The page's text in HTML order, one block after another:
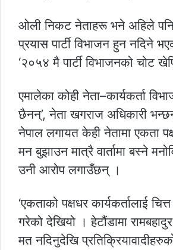
ओली निकट नेताहरू भने अहिले
प्रयास पार्टी विभाजन हुन नदिने
‘२०५४ मै पार्टी विभाजनको चोट
एमालेका कोही नेता–कार्यकर्ता
छैनन्’, नेता खगराज अधिकारी
नेपाल लगायत केही नेतामा एकता
मन बुझाउन मात्रै वार्तामा बस्ने
उनी आरोप लगाउँछन् ।
‘एकताको पक्षधर कार्यकर्तालाई
गरेको देखियो । हेटौंडामा रामबहादुर
मत नदिनुदेखि